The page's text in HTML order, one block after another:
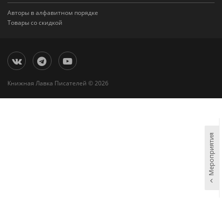
Авторы в алфавитном порядке
Товары со скидкой
Книжная Лавка Писателей © 2026
Мероприятия